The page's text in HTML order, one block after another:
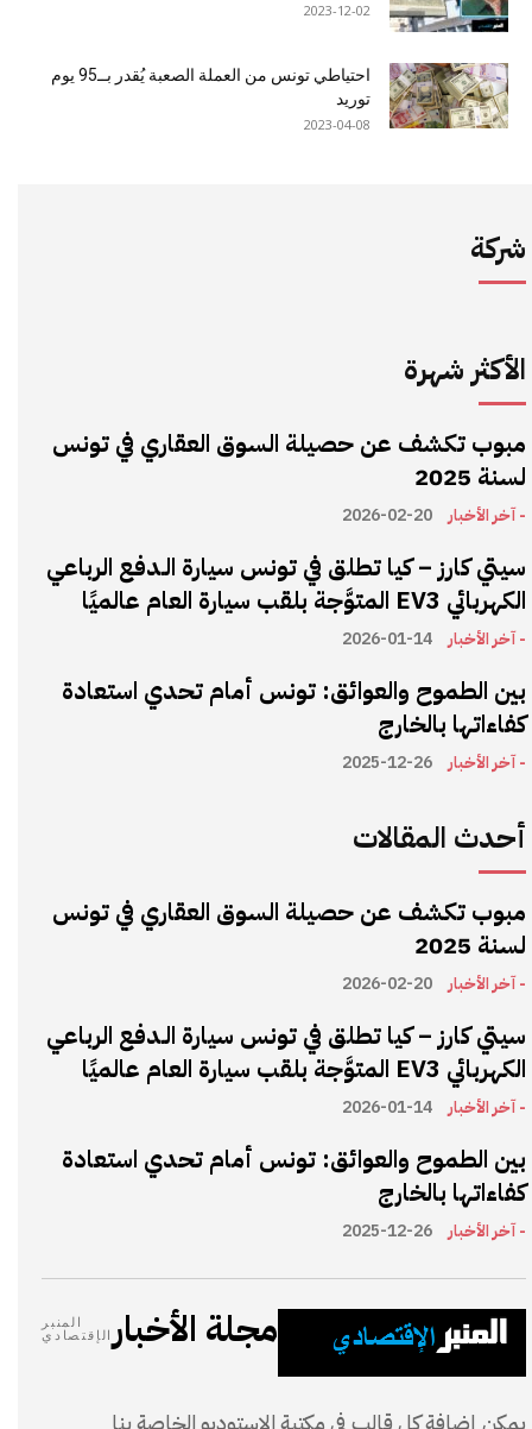
2023-12-02
احتياطي تونس من العملة الصعبة يُقدر بــ95 يوم
توريد
2023-04-08
شركة
الأكثر شهرة
مبوب تكشف عن حصيلة السوق العقاري في تونس
لسنة 2025
- آخر الأخبار 2026-02-20
سيتي كارز – كيا تطلق في تونس سيارة الـدفع الرباعي
الكهربائي EV3 المتوَّجة بلقب سيارة العام عالميًا
- آخر الأخبار 2026-01-14
بين الطموح والعوائق: تونس أمام تحدي استعادة
كفاءاتها بالخارج
- آخر الأخبار 2025-12-26
أحدث المقالات
مبوب تكشف عن حصيلة السوق العقاري في تونس
لسنة 2025
- آخر الأخبار 2026-02-20
سيتي كارز – كيا تطلق في تونس سيارة الـدفع الرباعي
الكهربائي EV3 المتوَّجة بلقب سيارة العام عالميًا
- آخر الأخبار 2026-01-14
بين الطموح والعوائق: تونس أمام تحدي استعادة
كفاءاتها بالخارج
- آخر الأخبار 2025-12-26
مجلة الأخبار
المنبر
الإقتصادي